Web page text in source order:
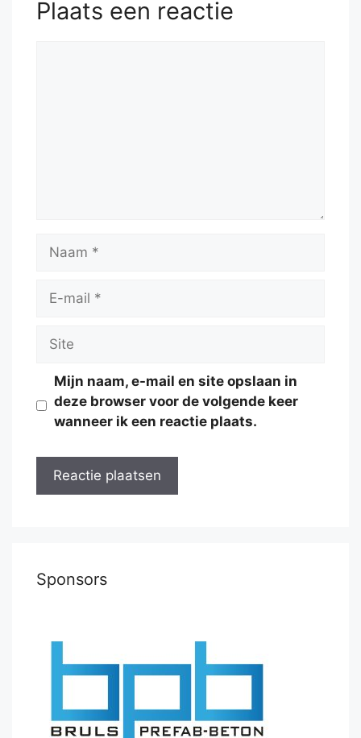
Plaats een reactie
Naam
Site
Mijn naam, e-mail en site opslaan in
deze browser voor de volgende keer
wanneer ik een reactie plaats.
Sponsors